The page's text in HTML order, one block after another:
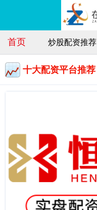
首页 炒股配资推荐
十大配资平台推荐